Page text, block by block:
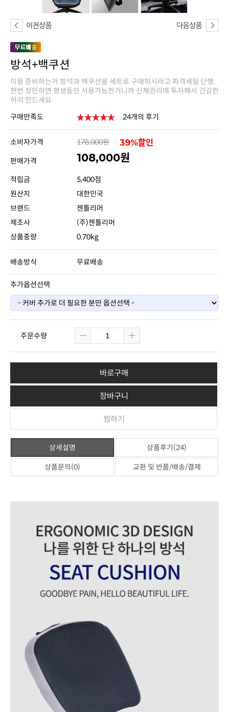
방석+백쿠션
허리 만드세요
구매만족도
24개의 후기
소비자가격 178,000원 39%할인
판매가격 108,000원
적립금
5,400점
원산지
대한민국
브랜드
젠틀리머
제조사
(주)젠틀리머
상품중량
0.70kg
배송방식 무료배송
추가옵션선택
주문수량
바로구매
장바구니
찜하기
상세설명 상품후기(24)
상품문의(0) 교환 및 반품/배송/결제